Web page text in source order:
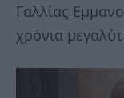
Γαλλίας
χρόνια